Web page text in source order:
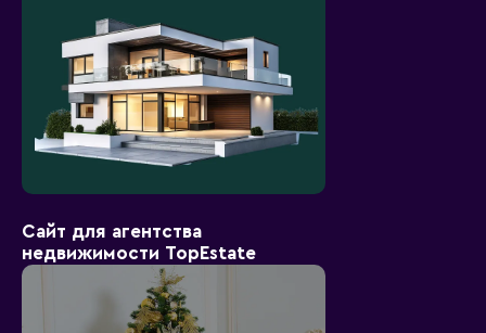
Сайт для агентства
недвижимости TopEstate